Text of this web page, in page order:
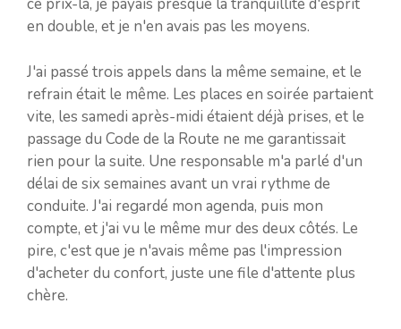
ce prix-là, je payais presque la tranquillité d'esprit
en double, et je n'en avais pas les moyens.
J'ai passé trois appels dans la même semaine, et le
refrain était le même. Les places en soirée partaient
vite, les samedi après-midi étaient déjà prises, et le
passage du Code de la Route ne me garantissait
rien pour la suite. Une responsable m'a parlé d'un
délai de six semaines avant un vrai rythme de
conduite. J'ai regardé mon agenda, puis mon
compte, et j'ai vu le même mur des deux côtés. Le
pire, c'est que je n'avais même pas l'impression
d'acheter du confort, juste une file d'attente plus
chère.